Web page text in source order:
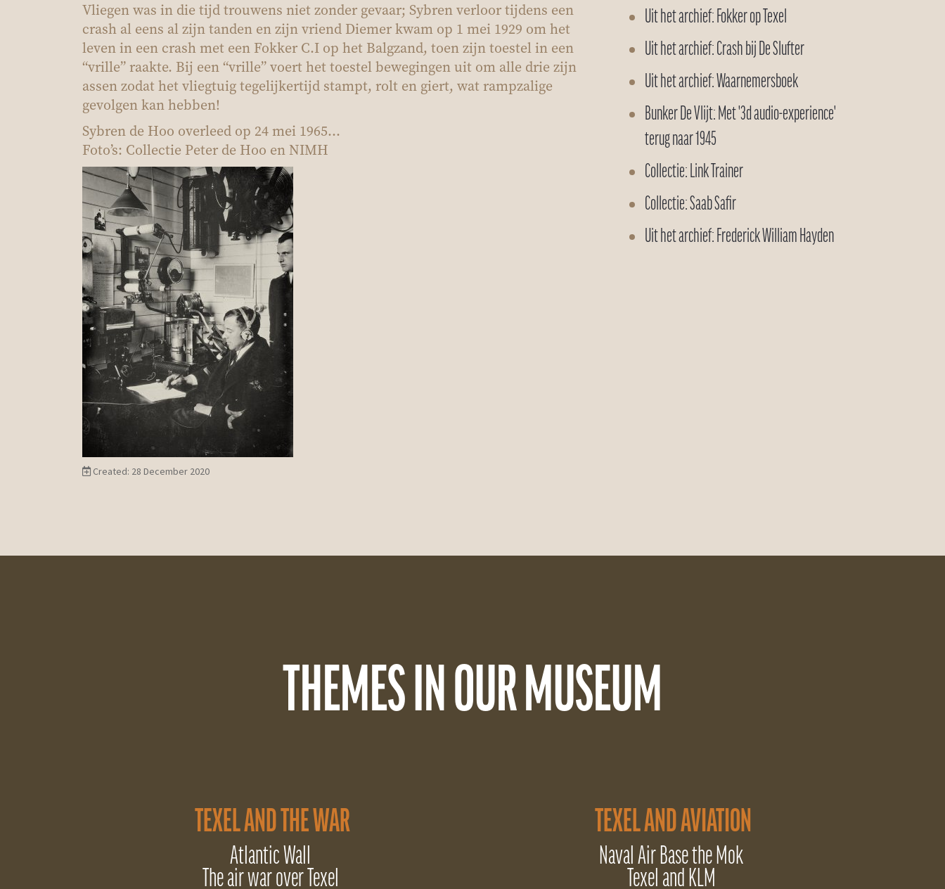
Vliegen was in die tijd trouwens niet zonder gevaar; Sybren verloor tijdens een
crash al eens al zijn tanden en zijn vriend Diemer kwam op 1 mei 1929 om het
leven in een crash met een Fokker C.I op het Balgzand, toen zijn toestel in een
“vrille” raakte. Bij een “vrille” voert het toestel bewegingen uit om alle drie zijn
assen zodat het vliegtuig tegelijkertijd stampt, rolt en giert, wat rampzalige
gevolgen kan hebben!
Sybren de Hoo overleed op 24 mei 1965…
Foto’s: Collectie Peter de Hoo en NIMH
Created: 28 December 2020
Uit het archief: Fokker op Texel
Uit het archief: Crash bij De Slufter
Uit het archief: Waarnemersboek
Bunker De Vlijt: Met '3d audio-experience'
terug naar 1945
Collectie: Link Trainer
Collectie: Saab Safir
Uit het archief: Frederick William Hayden
THEMES IN OUR MUSEUM
TEXEL AND THE WAR
Atlantic Wall
The air war over Texel
TEXEL AND AVIATION
Naval Air Base the Mok
Texel and KLM